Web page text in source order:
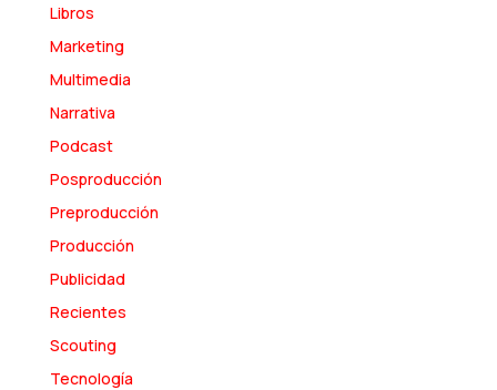
Libros
Marketing
Multimedia
Narrativa
Podcast
Posproducción
Preproducción
Producción
Publicidad
Recientes
Scouting
Tecnología